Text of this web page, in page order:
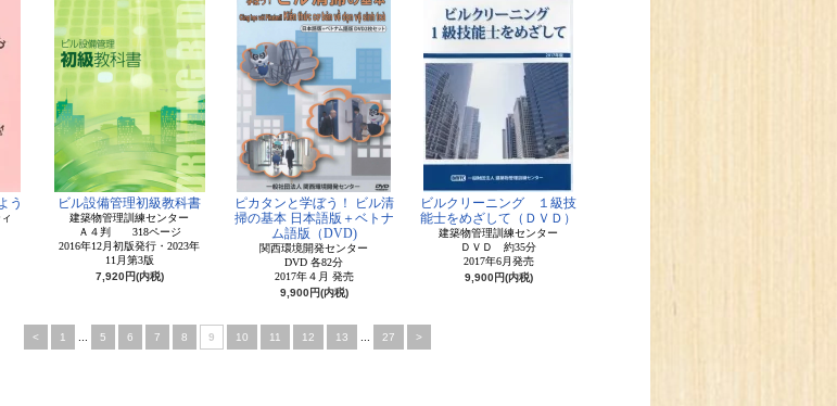
う ビル設備管理初級教科書
建築物管理訓練センター
Ａ４判 318ページ
2016年12月初版発行・2023年
11月第3版
7,920円(内税)
ピカタンと学ぼう！ ビル清
掃の基本 日本語版＋ベトナ
ム語版（DVD)
関西環境開発センター
DVD 各82分
2017年４月 発売
9,900円(内税)
ビルクリーニング １級技
能士をめざして（ＤＶＤ）
建築物管理訓練センター
ＤＶＤ 約35分
2017年6月発売
9,900円(内税)
< 1 5 6 7 8 9 10 11 12 13 27 >